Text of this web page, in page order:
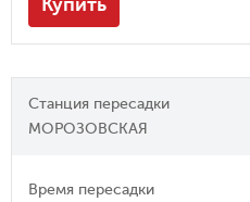
Купить
Станция пересадки
МОРОЗОВСКАЯ
Время пересадки